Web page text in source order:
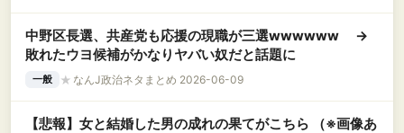
中野区長選、共産党も応援の現職が三選wwwwww →
敗れたウヨ候補がかなりヤバい奴だと話題に
一般 ★ なんJ政治ネタまとめ 2026-06-09
【悲報】女と結婚した男の成れの果てがこちら （※画像あ